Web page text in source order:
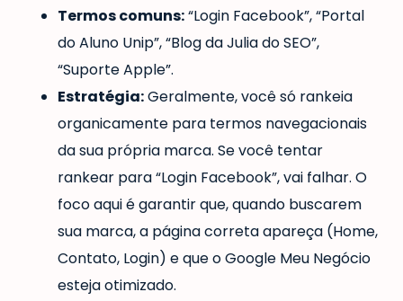
Termos comuns:“Login Facebook”, “Portal
do Aluno Unip”, “Blog da Julia do SEO”,
“Suporte Apple”.
Estratégia:Geralmente, você só rankeia
organicamente para termos navegacionais
da sua própria marca. Se você tentar
rankear para “Login Facebook”, vai falhar. O
foco aqui é garantir que, quando buscarem
sua marca, a página correta apareça (Home,
Contato, Login) e que o Google Meu Negócio
esteja otimizado.